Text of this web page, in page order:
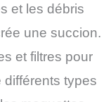
et les débris
une succion.
et filtres pour
types